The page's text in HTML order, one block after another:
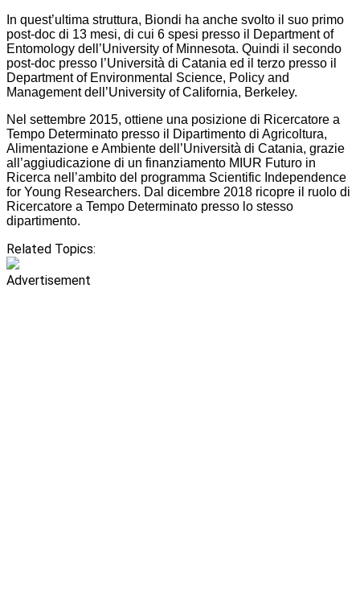
In quest’ultima struttura, Biondi ha anche svolto il suo primo
post-doc di 13 mesi, di cui 6 spesi presso il Department of
Entomology dell’University of Minnesota. Quindi il secondo
post-doc presso l’Università di Catania ed il terzo presso il
Department of Environmental Science, Policy and
Management dell’University of California, Berkeley.
Nel settembre 2015, ottiene una posizione di Ricercatore a
Tempo Determinato presso il Dipartimento di Agricoltura,
Alimentazione e Ambiente dell’Università di Catania, grazie
all’aggiudicazione di un finanziamento MIUR Futuro in
Ricerca nell’ambito del programma Scientific Independence
for Young Researchers. Dal dicembre 2018 ricopre il ruolo di
Ricercatore a Tempo Determinato presso lo stesso
dipartimento.
Related Topics:
Advertisement